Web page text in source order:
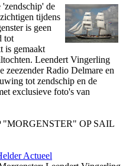
'zendschip' de
tijdens
is geen
tot
is gemaakt
Leendert Vingerling
zeezender Radio Delmare en
tot zendschip en de
exclusieve foto's van
OP SAIL
Actueel